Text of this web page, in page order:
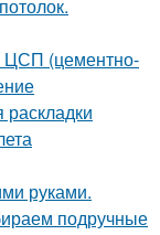
ЦСП (цементно-
руками.
подручные